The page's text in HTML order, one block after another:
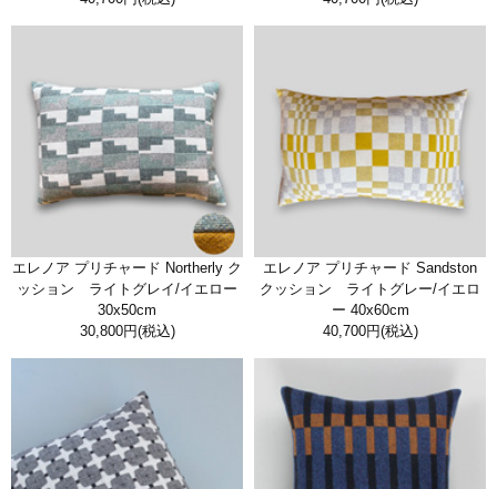
エレノア プリチャード Northerly ク
ッション ライトグレイ/イエロー
30x50cm
30,800円(税込)
エレノア プリチャード Sandston
クッション ライトグレー/イエロ
ー 40x60cm
40,700円(税込)